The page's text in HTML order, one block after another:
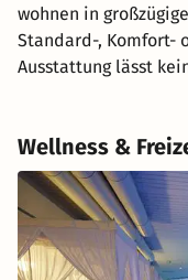
wohnen in
Standard-, Komfort-
Ausstattung lässt
Wellness &